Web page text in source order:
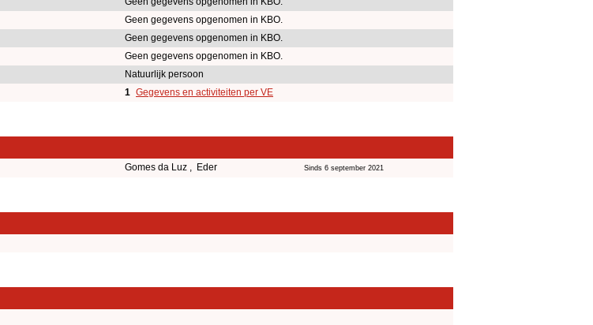
Geen gegevens opgenomen in KBO.
Geen gegevens opgenomen in KBO.
Geen gegevens opgenomen in KBO.
Natuurlijk persoon
1 Gegevens en activiteiten per VE
Gomes da Luz , Eder Sinds 6 september 2021